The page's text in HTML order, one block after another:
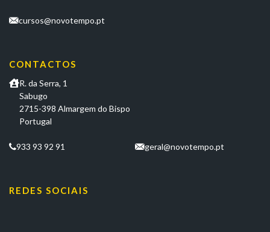
cursos@novotempo.pt
CONTACTOS
R. da Serra, 1
Sabugo
2715-398 Almargem do Bispo
Portugal
933 93 92 91 geral@novotempo.pt
REDES SOCIAIS